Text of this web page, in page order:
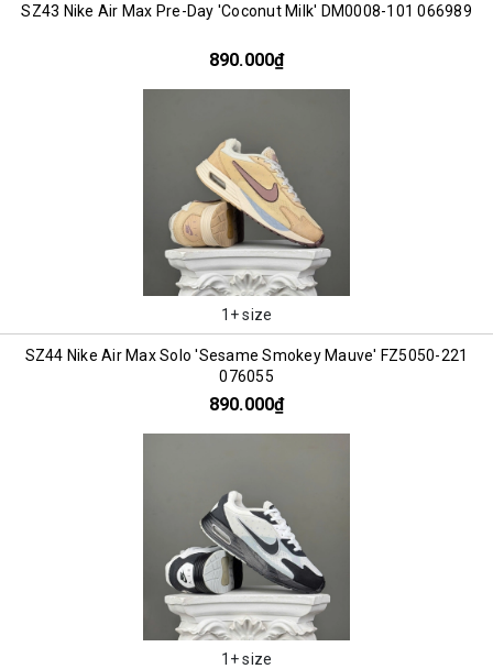
SZ43 Nike Air Max Pre-Day 'Coconut Milk' DM0008-101 066989
890.000₫
1+ size
SZ44 Nike Air Max Solo 'Sesame Smokey Mauve' FZ5050-221
076055
890.000₫
1+ size